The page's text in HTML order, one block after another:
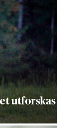
utforskas